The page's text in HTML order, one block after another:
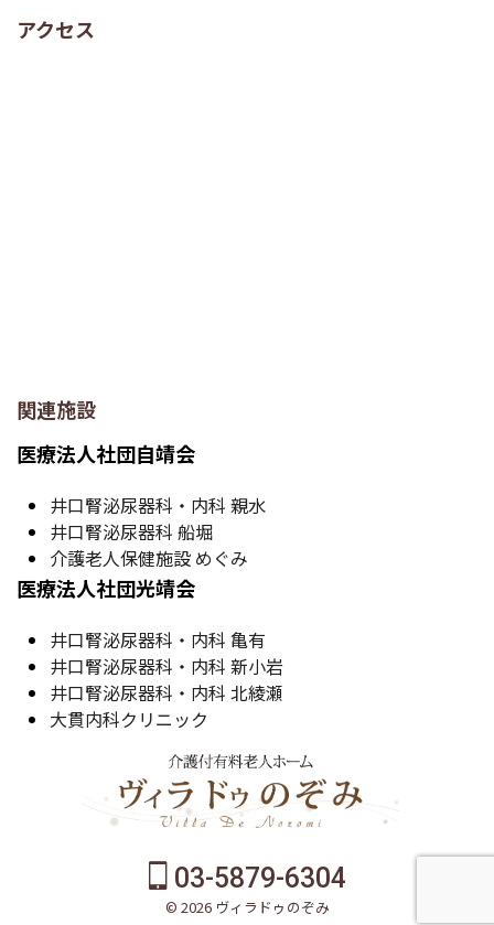
アクセス
関連施設
医療法人社団自靖会
井口腎泌尿器科・内科 親水
井口腎泌尿器科 船堀
介護老人保健施設 めぐみ
医療法人社団光靖会
井口腎泌尿器科・内科 亀有
井口腎泌尿器科・内科 新小岩
井口腎泌尿器科・内科 北綾瀬
大貫内科クリニック
03-5879-6304
© 2026 ヴィラドゥのぞみ